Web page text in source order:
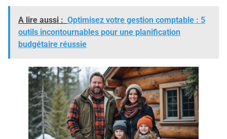
A lire aussi : Optimisez votre gestion comptable : 5
outils incontournables pour une planification
budgétaire réussie